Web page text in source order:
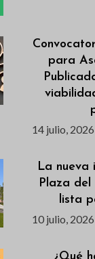
para
14 julio, 2026
La nueva
Plaza del
lista
10 julio, 2026